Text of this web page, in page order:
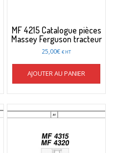
MF 4215 Catalogue pièces
Massey Ferguson tracteur
25,00€ € HT
AJOUTER AU PANIER